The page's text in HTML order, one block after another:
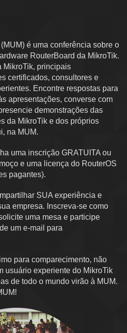
é uma conferência sobre o
RouterBoard da MikroTik.
MikroTik, principais
certificados, consultores e
Encontre respostas para
apresentações, converse com
demonstrações das
da MikroTik e dos próprios
na MUM.
uma inscrição GRATUITA ou
e uma licença do RouterOS
pagantes).
SUA experiência e
empresa. Inscreva-se como
uma mesa e participe
um e-mail para
para comparecimento, não
usuário experiente do MikroTik
de todo o mundo virão à MUM.